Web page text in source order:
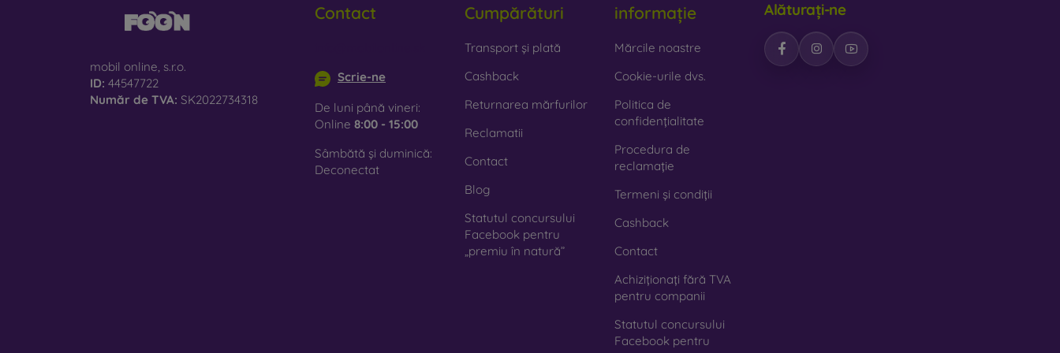
lemn natural de calitate, cu textură naturală și detalii interesante.
– sticla este utilizată doar ca adaos decorativ la huse. Oferă huselor un design interesant. Dezavantajul
100 % în natură. Accentul pe protecția mediului este în prezent foarte important.
Pe magazinul nostru onlineFOON veți găsi zeci de huse interesante pentru telefon, fabricate din diverse materiale.
Trebuie doar să o alegeți pe cea potrivită pentru dumneavoastră.
mobil online, s.r.o.
ID: 44547722
Număr de TVA: SK2022734318
Contact
Scrie-ne
De luni până vineri:
Online 8:00 - 15:00
Sâmbătă și duminică:
Deconectat
Cumpărături
Transport și plată
Cashback
Returnarea mărfurilor
Reclamatii
Contact
Blog
Statutul concursului
Facebook pentru
„premiu în natură”
informație
Mărcile noastre
Cookie-urile dvs.
Politica de
confidențialitate
Procedura de
reclamație
Termeni și condiții
Cashback
Contact
Achiziționați fără TVA
pentru companii
Statutul concursului
Facebook pentru
Alăturați-ne